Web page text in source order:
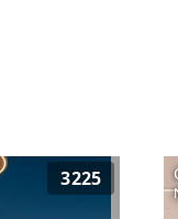
3225